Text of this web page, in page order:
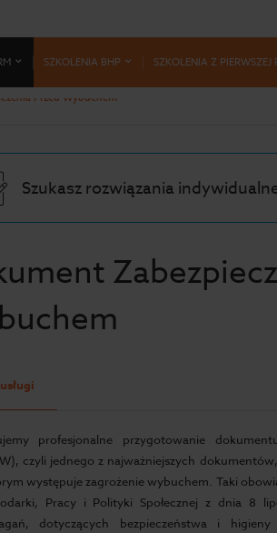
SZKOLENIA BHP SZKOLENIA Z
Przed Wybuchem
Szukasz rozwiązania
profesjonalne przygotowanie
czyli jednego z najważniejszych
występuje zagrożenie wybuchem. Taki
Pracy i Polityki Społecznej z dnia 8
dotyczących bezpieczeństwa i